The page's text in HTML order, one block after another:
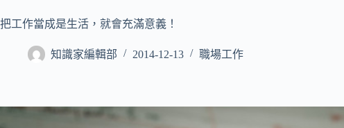
把工作當成是生活，就會充滿意義！
知識家編輯部 2014-12-13 職場工作